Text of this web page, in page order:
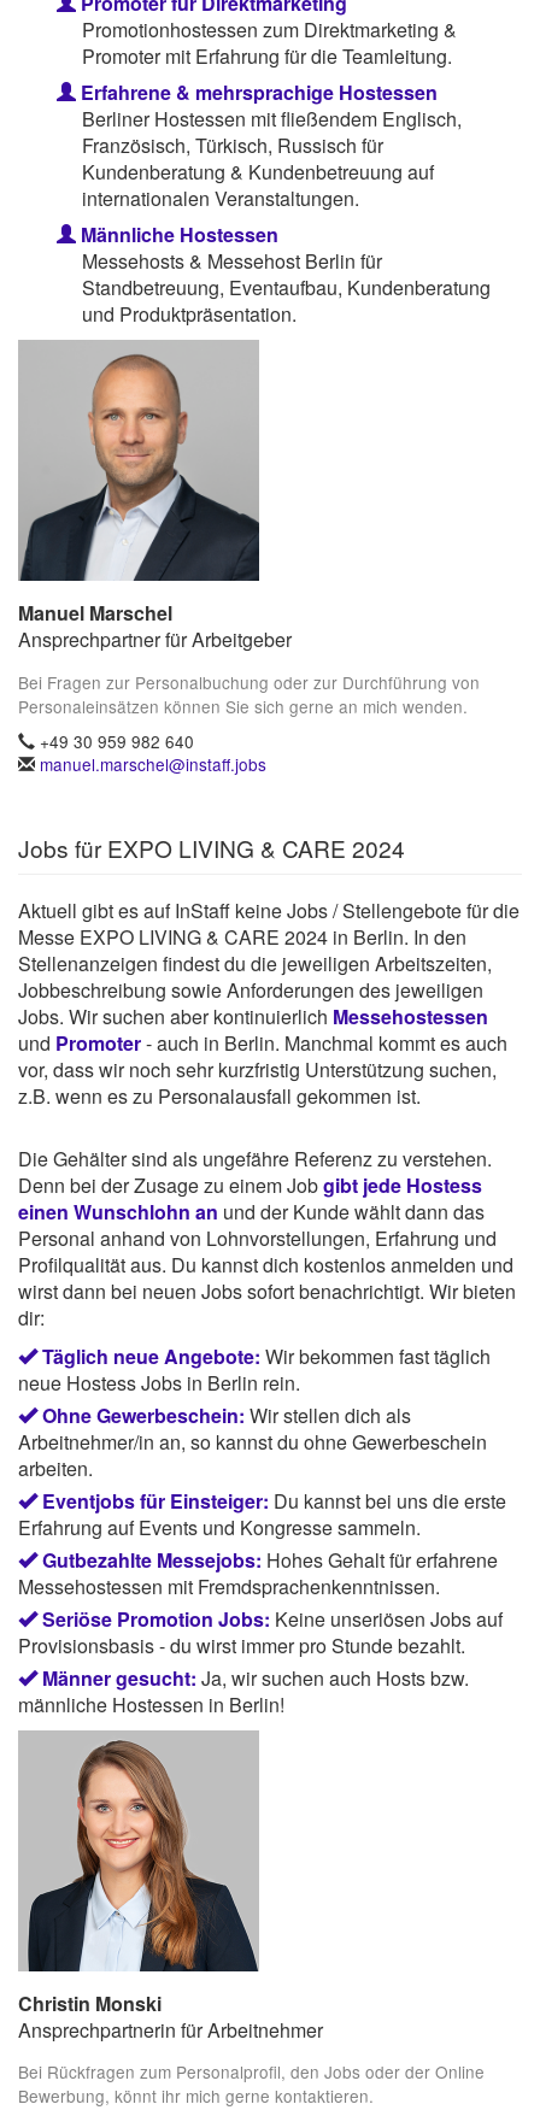
Promotionhostessen zum Direktmarketing &
Promoter mit Erfahrung für die Teamleitung.
Erfahrene & mehrsprachige Hostessen
Berliner Hostessen mit fließendem Englisch,
Französisch, Türkisch, Russisch für
Kundenberatung & Kundenbetreuung auf
internationalen Veranstaltungen.
Männliche Hostessen
Messehosts & Messehost Berlin für
Standbetreuung, Eventaufbau, Kundenberatung
und Produktpräsentation.
Manuel Marschel
Ansprechpartner für Arbeitgeber
Bei Fragen zur Personalbuchung oder zur Durchführung von
Personaleinsätzen können Sie sich gerne an mich wenden.
+49 30 959 982 640
manuel.marschel@instaff.jobs
Jobs für EXPO LIVING & CARE 2024
Aktuell gibt es auf InStaff keine Jobs / Stellengebote für die
Messe EXPO LIVING & CARE 2024 in Berlin. In den
Stellenanzeigen findest du die jeweiligen Arbeitszeiten,
Jobbeschreibung sowie Anforderungen des jeweiligen
Jobs. Wir suchen aber kontinuierlich Messehostessen
und Promoter- auch in Berlin. Manchmal kommt es auch
vor, dass wir noch sehr kurzfristig Unterstützung suchen,
z.B. wenn es zu Personalausfall gekommen ist.
Die Gehälter sind als ungefähre Referenz zu verstehen.
Denn bei der Zusage zu einem Jobgibt jede Hostess
einen Wunschlohn an und der Kunde wählt dann das
Personal anhand von Lohnvorstellungen, Erfahrung und
Profilqualität aus. Du kannst dich kostenlos anmelden und
wirst dann bei neuen Jobs sofort benachrichtigt. Wir bieten
dir:
Täglich neue Angebote: Wir bekommen fast täglich
neue Hostess Jobs in Berlin rein.
Ohne Gewerbeschein: Wir stellen dich als
Arbeitnehmer/in an, so kannst du ohne Gewerbeschein
arbeiten.
Eventjobs für Einsteiger: Du kannst bei uns die erste
Erfahrung auf Events und Kongresse sammeln.
Gutbezahlte Messejobs: Hohes Gehalt für erfahrene
Messehostessen mit Fremdsprachenkenntnissen.
Seriöse Promotion Jobs: Keine unseriösen Jobs auf
Provisionsbasis - du wirst immer pro Stunde bezahlt.
Männer gesucht: Ja, wir suchen auch Hosts bzw.
männliche Hostessen in Berlin!
Christin Monski
Ansprechpartnerin für Arbeitnehmer
Bei Rückfragen zum Personalprofil, den Jobs oder der Online
Bewerbung, könnt ihr mich gerne kontaktieren.